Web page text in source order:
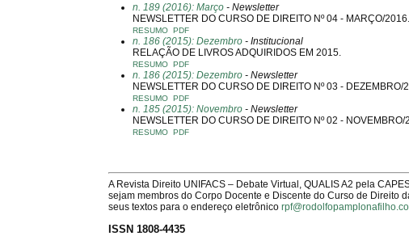
n. 189 (2016): Março - Newsletter
NEWSLETTER DO CURSO DE DIREITO Nº 04 - MARÇO/2016.
RESUMO PDF
n. 186 (2015): Dezembro - Institucional
RELAÇÃO DE LIVROS ADQUIRIDOS EM 2015.
RESUMO PDF
n. 186 (2015): Dezembro - Newsletter
NEWSLETTER DO CURSO DE DIREITO Nº 03 - DEZEMBRO/
RESUMO PDF
n. 185 (2015): Novembro - Newsletter
NEWSLETTER DO CURSO DE DIREITO Nº 02 - NOVEMBRO/
RESUMO PDF
A Revista Direito UNIFACS – Debate Virtual, QUALIS A2 pela
sejam membros do Corpo Docente e Discente do Curso de Direito
seus textos para o endereço eletrônico
ISSN 1808-4435